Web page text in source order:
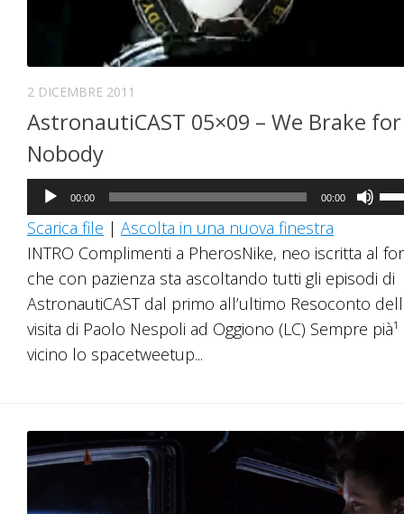
2 DICEMBRE 2011
AstronautiCAST 05×09 – We Brake for
Nobody
Audio
Player
00:00 00:00
i
per
Scarica file | Ascolta in una nuova finestra
INTRO Complimenti a PherosNike, neo iscritta al
che con pazienza sta ascoltando tutti gli episodi di
AstronautiCAST dal primo all’ultimo Resoconto
visita di Paolo Nespoli ad Oggiono (LC) Sempre pià¹
vicino lo spacetweetup...